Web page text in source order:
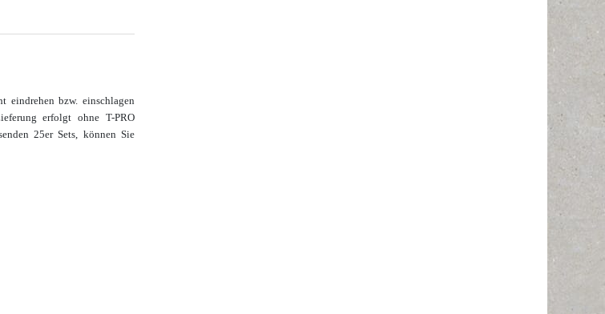
eindrehen bzw. einschlagen
erfolgt ohne T-PRO
25er Sets, können Sie